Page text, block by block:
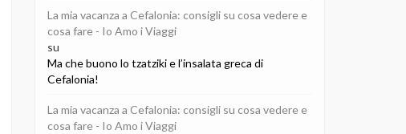
La mia vacanza a Cefalonia: consigli su cosa vedere e
cosa fare - Io Amo i Viaggi
su
Ma che buono lo tzatziki e l’insalata greca di
Cefalonia!
La mia vacanza a Cefalonia: consigli su cosa vedere e
cosa fare - Io Amo i Viaggi